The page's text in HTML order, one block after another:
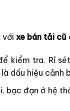
với xe bán tải cũ
kiểm tra. Rỉ
dấu hiệu cảnh
đạn ở hệ